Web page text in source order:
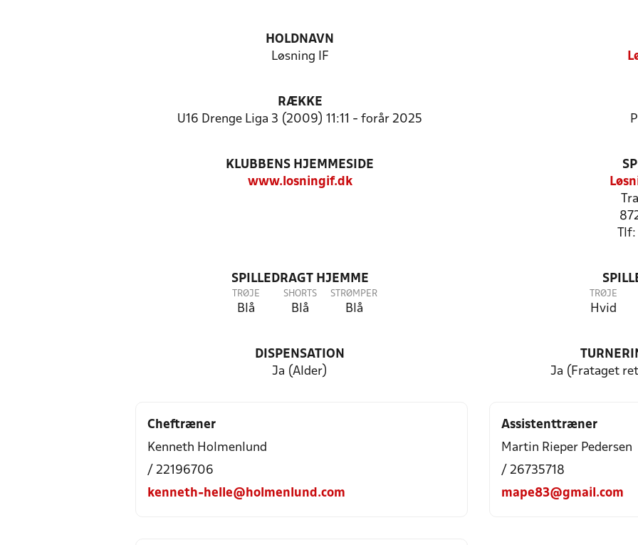
HOLDNAVN
Løsning IF
RÆKKE
U16 Drenge Liga 3 (2009) 11:11 - forår 2025
KLUBBENS HJEMMESIDE
www.losningif.dk
SPILLEDRAGT HJEMME
TRØJE
Blå
SHORTS
Blå
STRØMPER
Blå
TRØJE
Hvid
DISPENSATION
Ja (Alder)
Ja (Frataget
Cheftræner
Kenneth Holmenlund
/ 22196706
kenneth-helle@holmenlund.com
Assistenttræner
Martin Rieper Pedersen
/ 26735718
mape83@gmail.com